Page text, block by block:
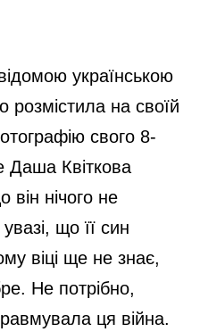
українською
на своїй
свого 8-
Даша Квіткова
нічого не
що її син
віці ще не знає,
Не потрібно,
ця війна.